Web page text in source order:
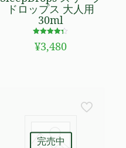
ドロップス 大人用
30ml
4.31
の評価
¥3,480
完売中